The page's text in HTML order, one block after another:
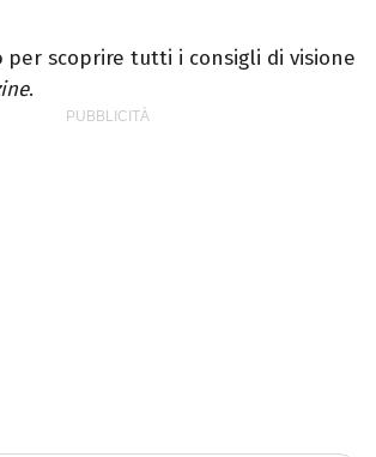
per scoprire tutti i consigli di visione
.